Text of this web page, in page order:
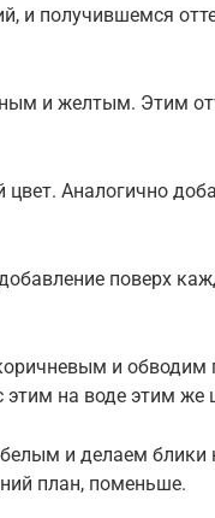
и получившемся
и желтым. Этим
Аналогично
поверх
и обводим
на воде этим же
и делаем блики
план, поменьше.